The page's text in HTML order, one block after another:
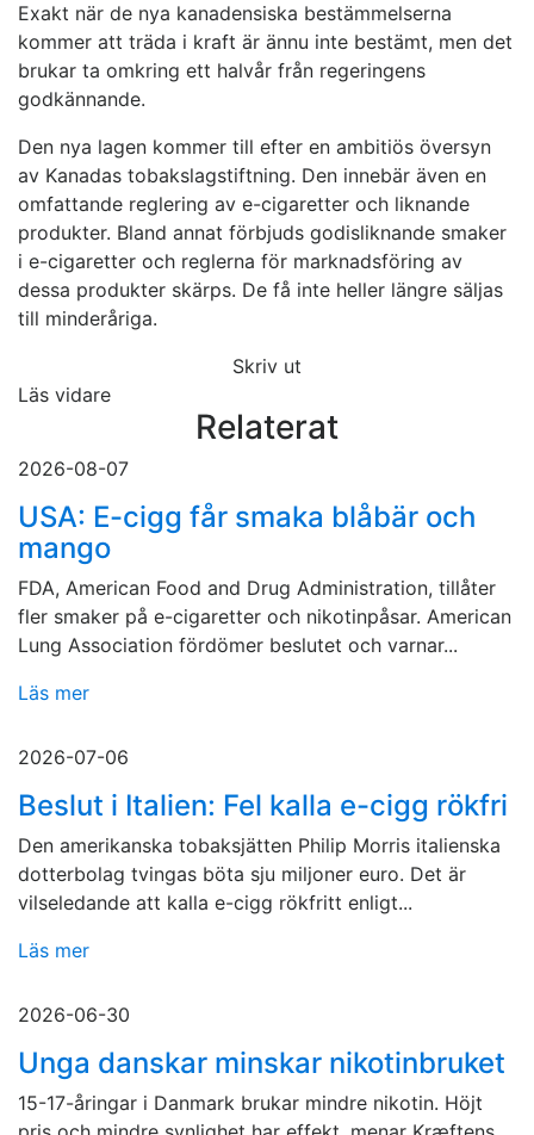
Exakt när de nya kanadensiska bestämmelserna
kommer att träda i kraft är ännu inte bestämt, men det
brukar ta omkring ett halvår från regeringens
godkännande.
Den nya lagen kommer till efter en ambitiös översyn
av Kanadas tobakslagstiftning. Den innebär även en
omfattande reglering av e-cigaretter och liknande
produkter. Bland annat förbjuds godisliknande smaker
i e-cigaretter och reglerna för marknadsföring av
dessa produkter skärps. De få inte heller längre säljas
till minderåriga.
Skriv ut
Läs vidare
Relaterat
2026-08-07
USA: E-cigg får smaka blåbär och
mango
FDA, American Food and Drug Administration, tillåter
fler smaker på e-cigaretter och nikotinpåsar. American
Lung Association fördömer beslutet och varnar...
Läs mer
2026-07-06
Beslut i Italien: Fel kalla e-cigg rökfri
Den amerikanska tobaksjätten Philip Morris italienska
dotterbolag tvingas böta sju miljoner euro. Det är
vilseledande att kalla e-cigg rökfritt enligt...
Läs mer
2026-06-30
Unga danskar minskar nikotinbruket
15-17-åringar i Danmark brukar mindre nikotin. Höjt